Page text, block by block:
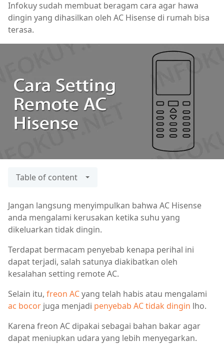
Infokuy sudah membuat beragam cara agar hawa
dingin yang dihasilkan oleh AC Hisense di rumah bisa
terasa.
Table of content
Jangan langsung menyimpulkan bahwa AC Hisense
anda mengalami kerusakan ketika suhu yang
dikeluarkan tidak dingin.
Terdapat bermacam penyebab kenapa perihal ini
dapat terjadi, salah satunya diakibatkan oleh
kesalahan setting remote AC.
Selain itu, freon ACyang telah habis atau mengalami
ac bocor juga menjadi penyebab AC tidak dingin lho.
Karena freon AC dipakai sebagai bahan bakar agar
dapat meniupkan udara yang lebih menyegarkan.